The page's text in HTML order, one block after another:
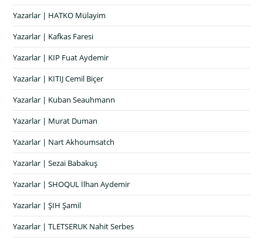
Yazarlar | HATKO Mülayim
Yazarlar | Kafkas Faresi
Yazarlar | KIP Fuat Aydemir
Yazarlar | KITIJ Cemil Biçer
Yazarlar | Kuban Seauhmann
Yazarlar | Murat Duman
Yazarlar | Nart Akhoumsatch
Yazarlar | Sezai Babakuş
Yazarlar | SHOQUL İlhan Aydemir
Yazarlar | ŞIH Şamil
Yazarlar | TLETSERUK Nahit Serbes